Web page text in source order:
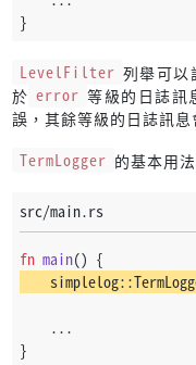
}
LevelFilter 列舉可以
於 error 等級的日誌訊
誤，其餘等級的日誌訊息
TermLogger 的基本用
src/main.rs
fn main() {
    ...
}